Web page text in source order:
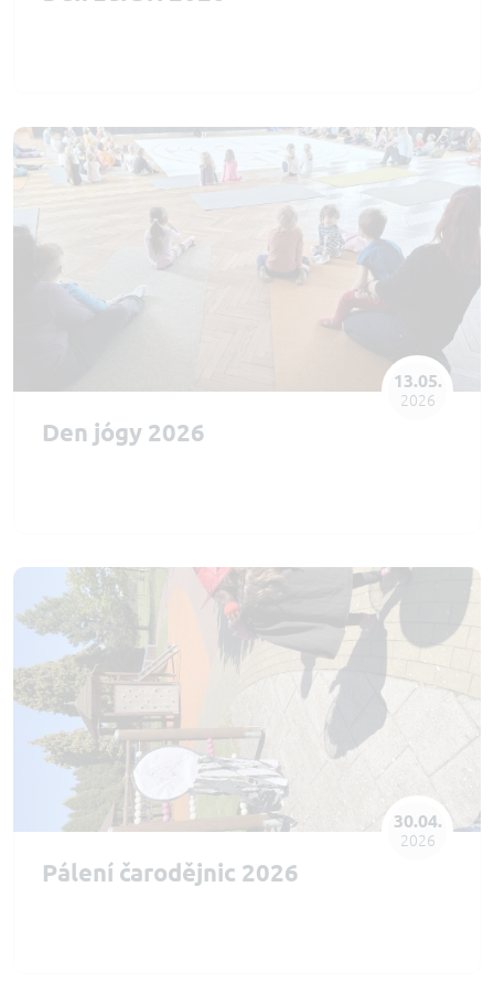
13.05.
2026
Den jógy 2026
30.04.
2026
Pálení čarodějnic 2026